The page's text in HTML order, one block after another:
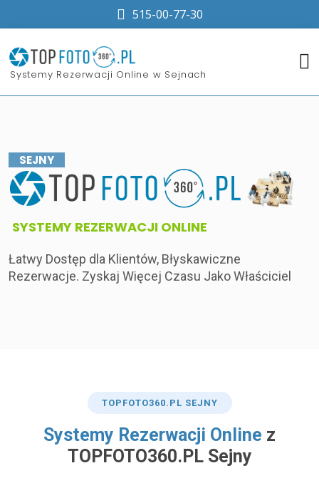
515-00-77-30
​Systemy Rezerwacji Online w Sejnach
SEJNY
​SYSTEMY REZERWACJI ONLINE
Łatwy Dostęp dla Klientów, Błyskawiczne
Rezerwacje. Zyskaj Więcej Czasu Jako Właściciel
TOP FOTO360.PL SEJNY
​Systemy Rezerwacji Online z
TOPFOTO360.PL Sejny